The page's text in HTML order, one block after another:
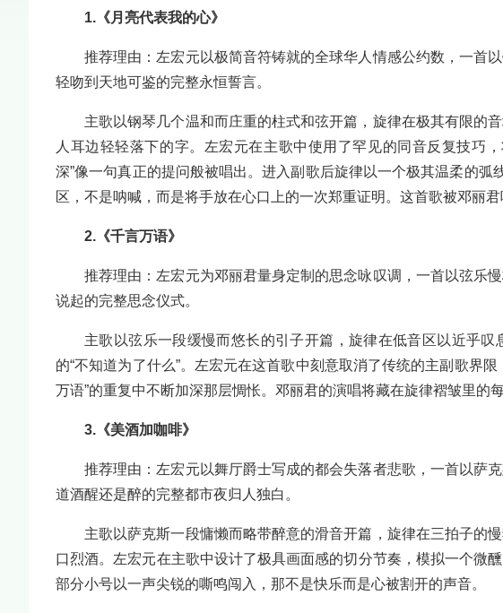
1.《月亮代表我的心》
推荐理由：左宏元以极简音符铸就的全球华人情感公约数，一首
轻吻到天地可鉴的完整永恒誓言。
主歌以钢琴几个温和而庄重的柱式和弦开篇，旋律在极其有限的
人耳边轻轻落下的字。左宏元在主歌中使用了罕见的同音反复技巧
深”像一句真正的提问般被唱出。进入副歌后旋律以一个极其温柔的弧
区，不是呐喊，而是将手放在心口上的一次郑重证明。这首歌被邓丽
2.《千言万语》
推荐理由：左宏元为邓丽君量身定制的思念咏叹调，一首以弦乐
说起的完整思念仪式。
主歌以弦乐一段缓慢而悠长的引子开篇，旋律在低音区以近乎
的“不知道为了什么”。左宏元在这首歌中刻意取消了传统的主副歌界
万语”的重复中不断加深那层惆怅。邓丽君的演唱将藏在旋律褶皱里的
3.《美酒加咖啡》
推荐理由：左宏元以舞厅爵士写成的都会失落者悲歌，一首以萨
道酒醒还是醉的完整都市夜归人独白。
主歌以萨克斯一段慵懒而略带醉意的滑音开篇，旋律在三拍子的
口烈酒。左宏元在主歌中设计了极具画面感的切分节奏，模拟一个微
部分小号以一声尖锐的嘶鸣闯入，那不是快乐而是心被割开的声音。